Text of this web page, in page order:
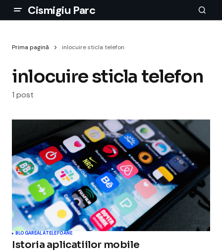
Cismigiu Parc
Prima pagină inlocuire sticla telefon
inlocuire sticla telefon
1 post
BLOGAREALATELEFOANE
Istoria aplicatiilor mobile